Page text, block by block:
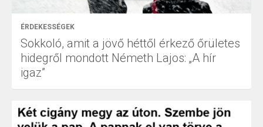
ÉRDEKESSÉGEK
Sokkoló, amit a jövő héttől érkező őrületes
hidegről mondott Németh Lajos: „A hír
igaz”